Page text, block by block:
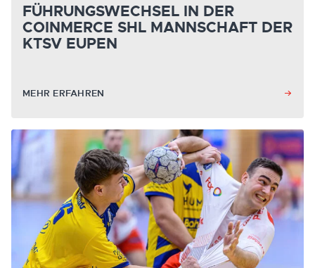
FÜHRUNGSWECHSEL IN DER
COINMERCE SHL MANNSCHAFT DER
KTSV EUPEN
MEHR ERFAHREN